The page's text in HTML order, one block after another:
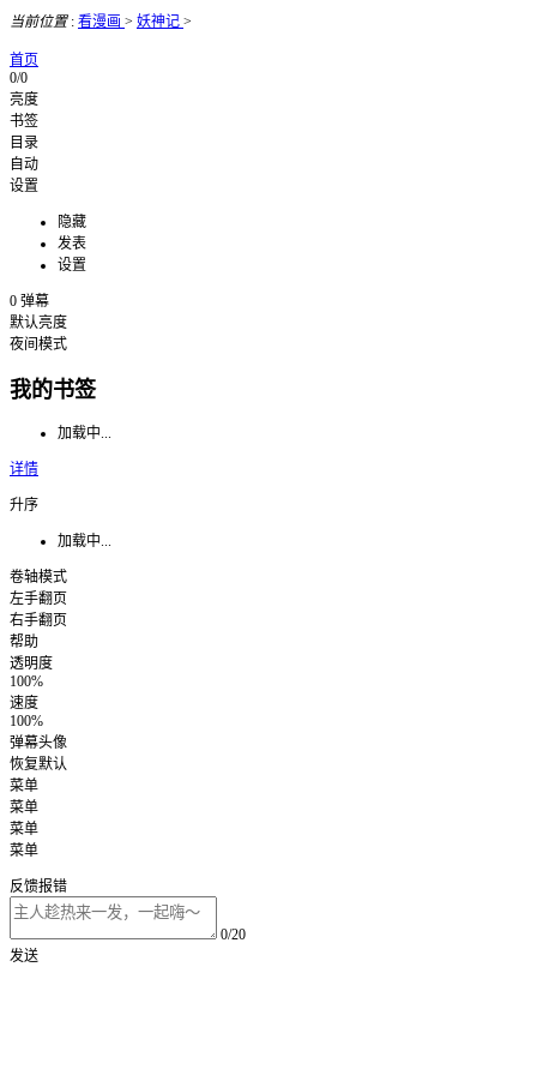
当前位置: 看漫画 > 妖神记 >
首页
0/0
亮度
书签
目录
自动
设置
隐藏
发表
设置
0 弹幕
默认亮度
夜间模式
我的书签
加载中...
详情
升序
加载中...
卷轴模式
左手翻页
右手翻页
帮助
透明度
100%
速度
100%
弹幕头像
恢复默认
菜单
菜单
菜单
菜单
反馈报错
0/20
发送